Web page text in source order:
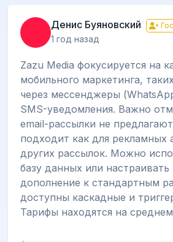
Денис Буяновский
1 год назад
Zazu Media фокусируется на
мобильного маркетинга,
через мессенджеры
SMS-уведомления. Важно
email-рассылки не
подходит как для рекламных
других рассылок. Можно
базу данных или настраивать
дополнение к стандартным
доступны каскадные и
Тарифы находятся на